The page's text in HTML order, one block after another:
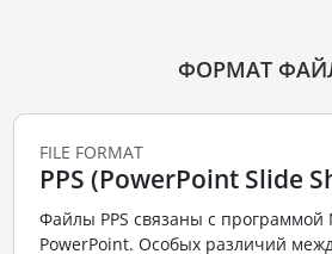
ФОРМАТ
FILE FORMAT
PPS (PowerPoint Slide
Файлы PPS связаны с программой
PowerPoint. Особых различий